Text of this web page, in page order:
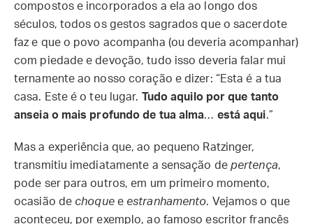
compostos e incorporados a ela ao longo dos
séculos, todos os gestos sagrados que o sacerdote
faz e que o povo acompanha (ou deveria acompanhar)
com piedade e devoção, tudo isso deveria falar mui
ternamente ao nosso coração e dizer: “Esta é a tua
casa. Este é o teu lugar. Tudo aquilo por que tanto
anseia o mais profundo de tua alma… está aqui.”
Mas a experiência que, ao pequeno Ratzinger,
transmitiu imediatamente a sensação de pertença,
pode ser para outros, em um primeiro momento,
ocasião de choquee estranhamento. Vejamos o que
aconteceu, por exemplo, ao famoso escritor francês